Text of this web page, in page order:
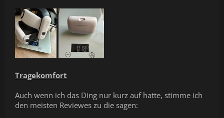
Tragekomfort
Auch wenn ich das Ding nur kurz auf hatte, stimme ich
den meisten Reviewes zu die sagen: